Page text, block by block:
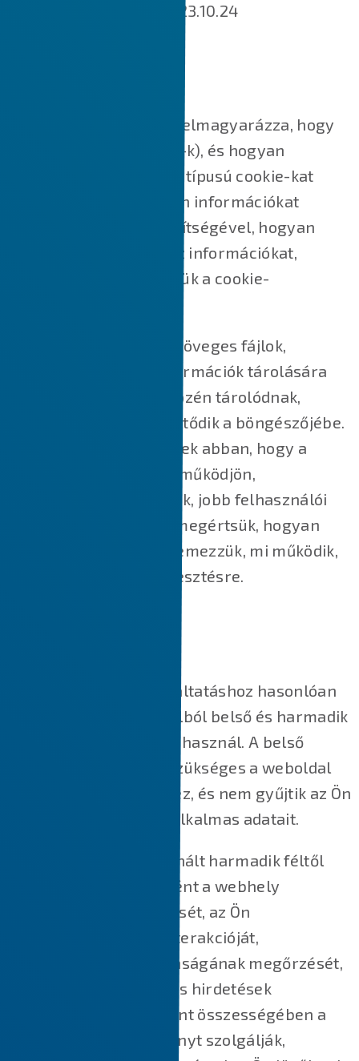
Utoljára módosított: 2023.10.24
Ez a Cookie-szabályzat elmagyarázza, hogy
mik azok a sütik (cookie-k), és hogyan
használjuk őket, milyen típusú cookie-kat
használunk, azaz milyen információkat
gyűjtünk a cookie-k segítségével, hogyan
használjuk fel ezeket az információkat,
valamint hogyan kezeljük a cookie-
A cookie-k kisméretű szöveges fájlok,
amelyek kisméretű információk tárolására
szolgálnak. Az Ön eszközén tárolódnak,
amikor a webhely betöltődik a böngészőjébe.
Ezek a cookie-k segítenek abban, hogy a
weboldal megfelelően működjön,
biztonságosabbá tegyük, jobb felhasználói
élményt nyújtsunk, és megértsük, hogyan
működik a weboldal, elemezzük, mi működik,
és hol van szükség fejlesztésre.
A legtöbb online szolgáltatáshoz hasonlóan
weboldalunk is több célból belső és harmadik
féltől származó sütiket használ. A belső
cookie-k nagy részre szükséges a weboldal
megfelelő működéséhez, és nem gyűjtik az Ön
személyazonosításra alkalmas adatait.
A weboldalunkon használt harmadik féltől
származó cookie-k főként a webhely
működésének megértését, az Ön
webhelyünkkel való interakcióját,
szolgáltatásaink biztonságának megőrzését,
az Ön számára releváns hirdetések
megjelenítését, valamint összességében a
jobb felhasználói élményt szolgálják,